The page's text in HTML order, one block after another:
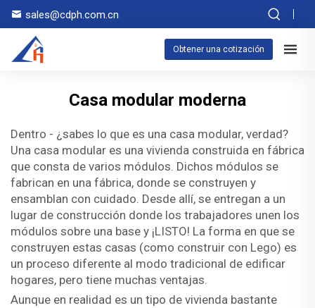
sales@cdph.com.cn
Obtener una cotización
Casa modular moderna
Dentro - ¿sabes lo que es una casa modular, verdad?
Una casa modular es una vivienda construida en fábrica
que consta de varios módulos. Dichos módulos se
fabrican en una fábrica, donde se construyen y
ensamblan con cuidado. Desde allí, se entregan a un
lugar de construcción donde los trabajadores unen los
módulos sobre una base y ¡LISTO! La forma en que se
construyen estas casas (como construir con Lego) es
un proceso diferente al modo tradicional de edificar
hogares, pero tiene muchas ventajas.
Aunque en realidad es un tipo de vivienda bastante